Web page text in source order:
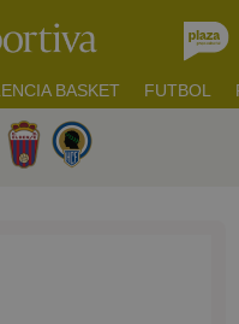
BASKET FUTBOL